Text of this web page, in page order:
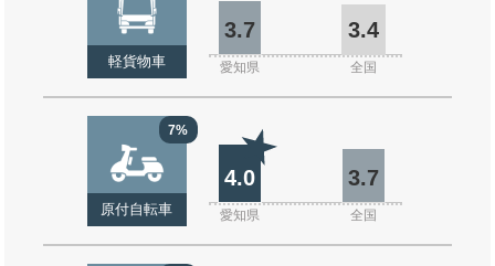
軽貨物車
3.7 3.4
愛知県 全国
7%
原付自転車
4.0 3.7
愛知県 全国